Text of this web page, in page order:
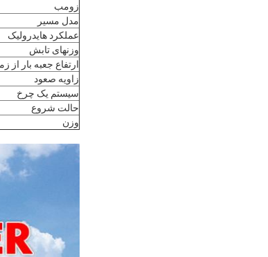
زومب
مدل مسیر
عملکرد هایدرولیک
وزنهای تابش
ارتفاع جعبه بار از
زاويه صعود
سیستم یک چرخ
حالت شروع
وزن